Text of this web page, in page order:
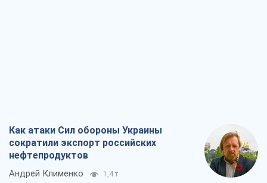
Как атаки Сил обороны Украины
сократили экспорт российских
нефтепродуктов
Андрей Клименко 1,4 т.